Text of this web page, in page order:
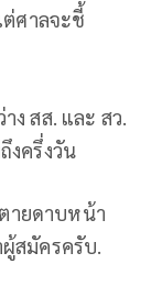
ศาลจะชี้
ง สส. และ สว.
งครึ่งวัน
ตายดาบหน้า
สมัครครับ.